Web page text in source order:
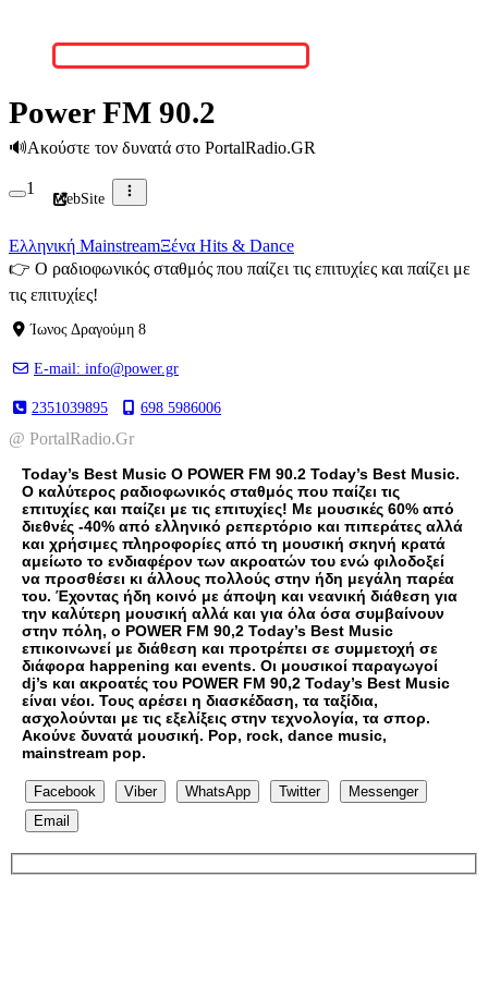
Power FM 90.2
🔊Ακούστε τον δυνατά στο PortalRadio.GR
1
WebSite
Ελληνική MainstreamΞένα Hits & Dance
👉 Ο ραδιοφωνικός σταθμός που παίζει τις επιτυχίες και παίζει με
τις επιτυχίες!
Ίωνος Δραγούμη 8
E-mail: info@power.gr
2351039895 698 5986006
@ PortalRadio.Gr
Today’s Best Music Ο POWER FM 90.2 Today’s Best Music.
Ο καλύτερος ραδιοφωνικός σταθμός που παίζει τις
επιτυχίες και παίζει με τις επιτυχίες! Με μουσικές 60% από
διεθνές -40% από ελληνικό ρεπερτόριο και πιπεράτες αλλά
και χρήσιμες πληροφορίες από τη μουσική σκηνή κρατά
αμείωτο το ενδιαφέρον των ακροατών του ενώ φιλοδοξεί
να προσθέσει κι άλλους πολλούς στην ήδη μεγάλη παρέα
του. Έχοντας ήδη κοινό με άποψη και νεανική διάθεση για
την καλύτερη μουσική αλλά και για όλα όσα συμβαίνουν
στην πόλη, ο POWER FM 90,2 Today’s Best Music
επικοινωνεί με διάθεση και προτρέπει σε συμμετοχή σε
διάφορα happening και events. Οι μουσικοί παραγωγοί
dj’s και ακροατές του POWER FM 90,2 Today’s Best Music
είναι νέοι. Τους αρέσει η διασκέδαση, τα ταξίδια,
ασχολούνται με τις εξελίξεις στην τεχνολογία, τα σπορ.
Ακούνε δυνατά μουσική. Pop, rock, dance music,
mainstream pop.
Facebook Viber WhatsApp Twitter
Messenger
Email